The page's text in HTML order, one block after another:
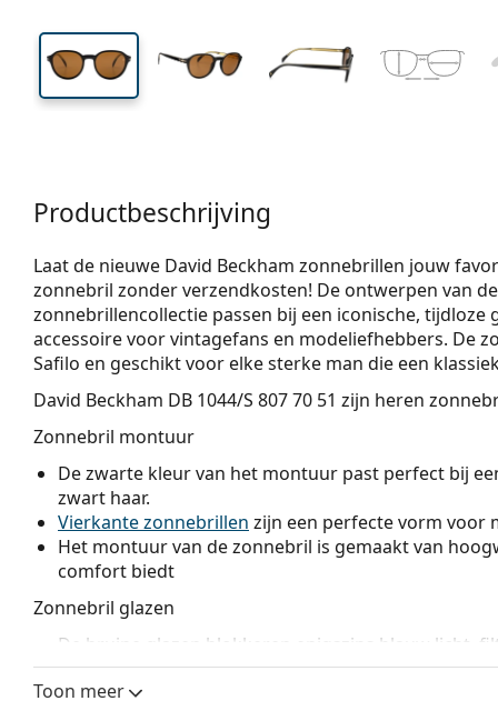
Productbeschrijving
Laat de nieuwe David Beckham zonnebrillen jouw
zonnebril zonder verzendkosten! De ontwerpen van
zonnebrillencollectie passen bij een iconische,
accessoire voor vintagefans en modeliefhebbers. De
Safilo en geschikt voor elke sterke man die een
David Beckham DB 1044/S 807 70 51 zijn heren
Zonnebril montuur
De zwarte kleur van het montuur past perfect bij
zwart haar.
Vierkante zonnebrillen zijn een perfecte vorm voor
Het montuur van de zonnebril is gemaakt van
comfort biedt
Zonnebril glazen
De bruine glazen blokkeren enigszins blauw licht,
zicht. Ze zijn veelzijdig en worden aanbevolen voor
De brillenglazen zijn gemaakt van kunststof, met
Toon meer